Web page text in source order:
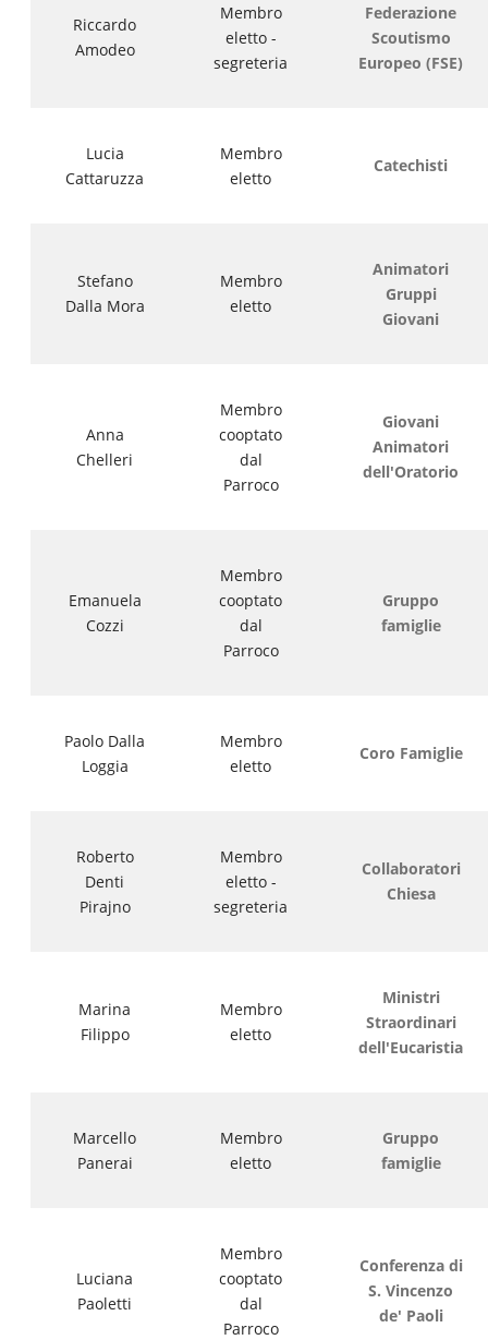
Riccardo
Amodeo
Membro
eletto -
segreteria
Federazione
Scoutismo
Europeo (FSE)
Lucia
Cattaruzza
Membro
eletto
Catechisti
Stefano
Dalla Mora
Membro
eletto
Animatori
Gruppi
Giovani
Anna
Chelleri
Membro
cooptato
dal
Parroco
Giovani
Animatori
dell'Oratorio
Emanuela
Cozzi
Membro
cooptato
dal
Parroco
Gruppo
famiglie
Paolo Dalla
Loggia
Membro
eletto
Coro Famiglie
Roberto
Denti
Pirajno
Membro
eletto -
segreteria
Collaboratori
Chiesa
Marina
Filippo
Membro
eletto
Ministri
Straordinari
dell'Eucaristia
Marcello
Panerai
Membro
eletto
Gruppo
famiglie
Luciana
Paoletti
Membro
cooptato
dal
Parroco
Conferenza di
S. Vincenzo
de' Paoli